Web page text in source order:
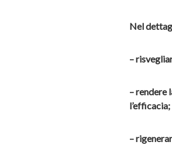
Nel
–
– rendere
l’efficacia;
–